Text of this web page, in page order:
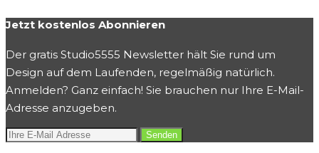
Jetzt kostenlos Abonnieren
Der gratis Studio5555 Newsletter hält Sie rund um
Design auf dem Laufenden, regelmäßig natürlich.
Anmelden? Ganz einfach! Sie brauchen nur Ihre E-Mail-
Adresse anzugeben.